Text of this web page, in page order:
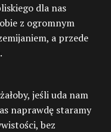
dla nas
z ogromnym
a przede
jeśli uda nam
naprawdę staramy
bez